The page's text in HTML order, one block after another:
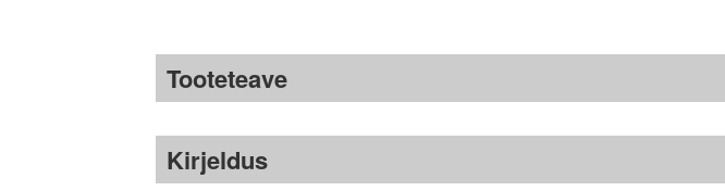
Tooteteave
Kirjeldus